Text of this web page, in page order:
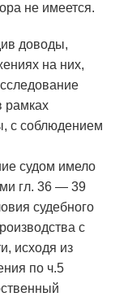
не имеется.
доводы,
на них,
рамках
с соблюдением
судом имело
гл. 36 — 39
судебного
с
исходя из
по ч.5